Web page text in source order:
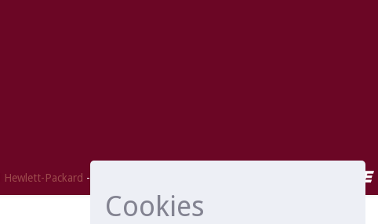
Cookies
Hewlett-Packard - Extensión mantenida y optimizado por